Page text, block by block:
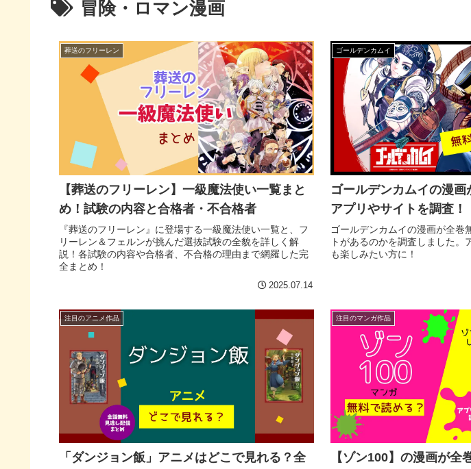
冒険・ロマン漫画
葬送のフリーレン
【葬送のフリーレン】一級魔法使い一覧まと
め！試験の内容と合格者・不合格者
『葬送のフリーレン』に登場する一級魔法使い一覧と、フ
リーレン＆フェルンが挑んだ選抜試験の全貌を詳しく解
説！各試験の内容や合格者、不合格の理由まで網羅した完
全まとめ！
2025.07.14
ゴールデンカムイ
ゴールデンカムイの漫
アプリやサイトを調査！
ゴールデンカムイの漫画が全巻
トがあるのかを調査しました。
も楽しみたい方に！
注目のアニメ作品
「ダンジョン飯」アニメはどこで見れる？全
注目のマンガ作品
【ゾン100】の漫画が全